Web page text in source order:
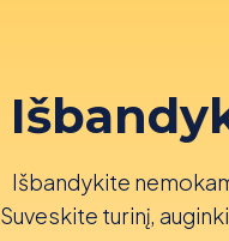
Išbandykite
Suveskite turinį,